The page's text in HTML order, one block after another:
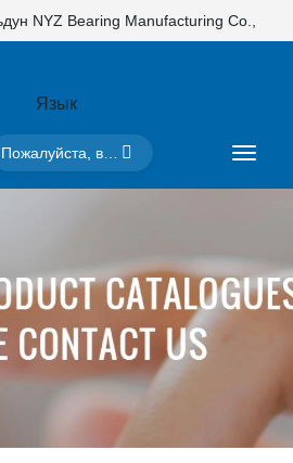
NYZ Bearing Manufacturing Co.,
Язык